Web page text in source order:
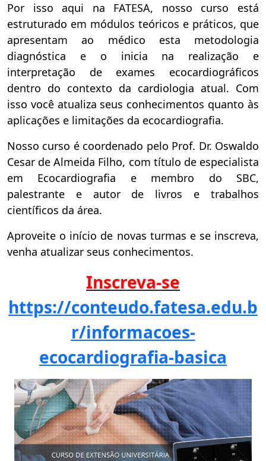
Por isso aqui na FATESA, nosso curso está
estruturado em módulos teóricos e práticos, que
apresentam ao médico esta metodologia
diagnóstica e o inicia na realização e
interpretação de exames ecocardiográficos
dentro do contexto da cardiologia atual. Com
isso você atualiza seus conhecimentos quanto às
aplicações e limitações da ecocardiografia.
Nosso curso é coordenado pelo Prof. Dr. Oswaldo
Cesar de Almeida Filho, com título de especialista
em Ecocardiografia e membro do SBC,
palestrante e autor de livros e trabalhos
científicos da área.
Aproveite o início de novas turmas e se inscreva,
venha atualizar seus conhecimentos.
Inscreva-se
https://conteudo.fatesa.edu.b
r/informacoes-
ecocardiografia-basica